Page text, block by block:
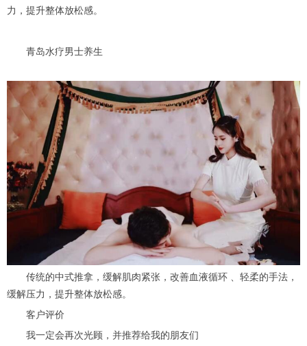
力，提升整体放松感。
青岛水疗男士养生
传统的中式推拿，缓解肌肉紧张，改善血液循环 、轻柔的手法，
缓解压力，提升整体放松感。
客户评价
我一定会再次光顾，并推荐给我的朋友们